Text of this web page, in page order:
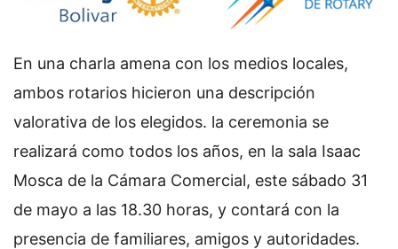
En una charla amena con los medios locales,
ambos rotarios hicieron una descripción
valorativa de los elegidos. la ceremonia se
realizará como todos los años, en la sala Isaac
Mosca de la Cámara Comercial, este sábado 31
de mayo a las 18.30 horas, y contará con la
presencia de familiares, amigos y autoridades.